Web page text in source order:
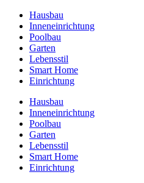
Hausbau
Inneneinrichtung
Poolbau
Garten
Lebensstil
Smart Home
Einrichtung
Hausbau
Inneneinrichtung
Poolbau
Garten
Lebensstil
Smart Home
Einrichtung